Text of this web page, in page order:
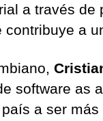
a través de
contribuye a
software as
a ser